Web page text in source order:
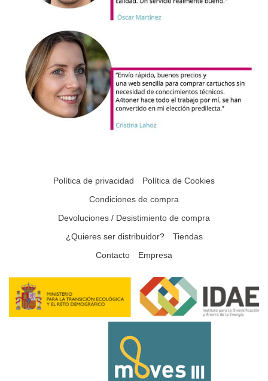
Política de privacidad
Política de Cookies
Condiciones de compra
Devoluciones / Desistimiento de compra
¿Quieres ser distribuidor?
Tiendas
Contacto
Empresa